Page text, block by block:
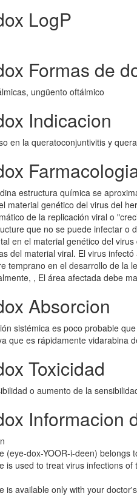
LogP
Formas de
ungüento oftálmico
Indicacion
en la queratoconjuntivitis y
estructura química se
material genético del virus del
de la replicación viral o
que no se puede infectar o
en el material genético del
del material viral. El virus
temprano en el desarrollo de la
, El área afectada debe
Absorcion
sistémica es poco probable
que es rápidamente vidarabina
Toxicidad
o aumento de la
Informacion
(eye-dox-YOOR-i-deen) belongs
is used to treat virus infections of
is available only with your